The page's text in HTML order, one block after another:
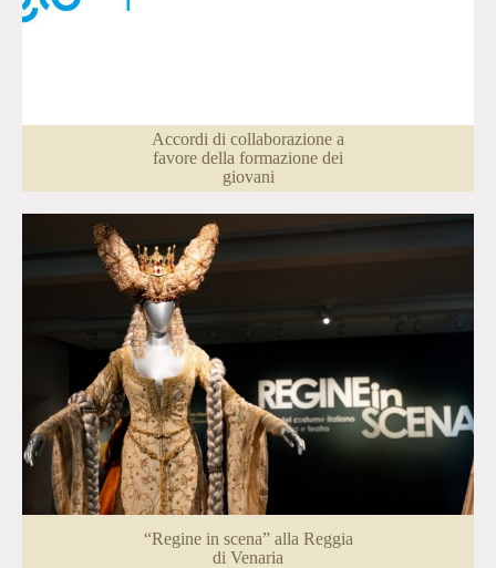
Accordi di collaborazione a
favore della formazione dei
giovani
“Regine in scena” alla Reggia
di Venaria